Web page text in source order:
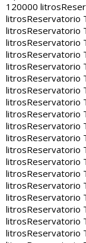
120000 litros
litrosReservatorio
litrosReservatorio
litrosReservatorio
litrosReservatorio
litrosReservatorio
litrosReservatorio
litrosReservatorio
litrosReservatorio
litrosReservatorio
litrosReservatorio
litrosReservatorio
litrosReservatorio
litrosReservatorio
litrosReservatorio
litrosReservatorio
litrosReservatorio
litrosReservatorio
litrosReservatorio
litrosReservatorio